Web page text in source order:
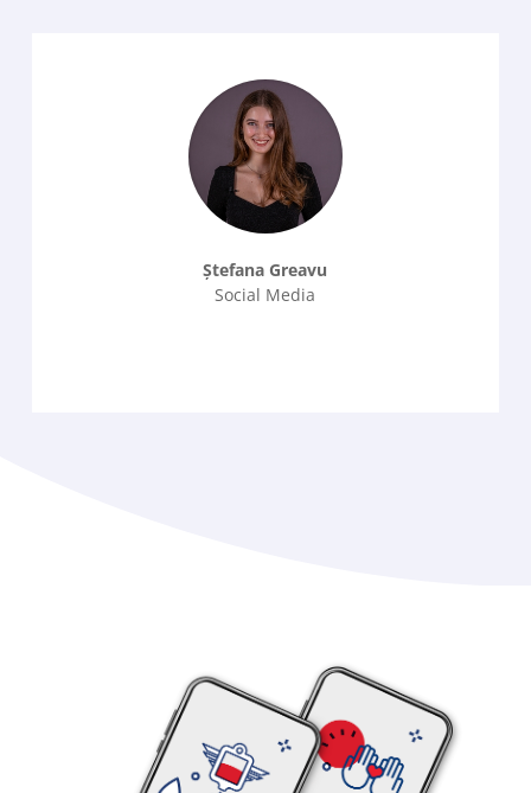
Ștefana Greavu
Social Media